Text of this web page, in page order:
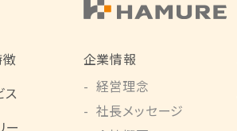
徴
ス
ー
企業情報
経営理念
社長メッセージ